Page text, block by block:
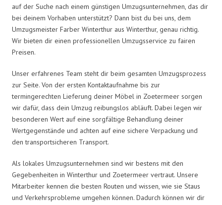
auf der Suche nach einem günstigen Umzugsunternehmen, das dir
bei deinem Vorhaben unterstützt? Dann bist du bei uns, dem
Umzugsmeister Farber Winterthur aus Winterthur, genau richtig.
Wir bieten dir einen professionellen Umzugsservice zu fairen
Preisen.
Unser erfahrenes Team steht dir beim gesamten Umzugsprozess
zur Seite. Von der ersten Kontaktaufnahme bis zur
termingerechten Lieferung deiner Möbel in Zoetermeer sorgen
wir dafür, dass dein Umzug reibungslos abläuft. Dabei legen wir
besonderen Wert auf eine sorgfältige Behandlung deiner
Wertgegenstände und achten auf eine sichere Verpackung und
den transportsicheren Transport.
Als lokales Umzugsunternehmen sind wir bestens mit den
Gegebenheiten in Winterthur und Zoetermeer vertraut. Unsere
Mitarbeiter kennen die besten Routen und wissen, wie sie Staus
und Verkehrsprobleme umgehen können. Dadurch können wir dir